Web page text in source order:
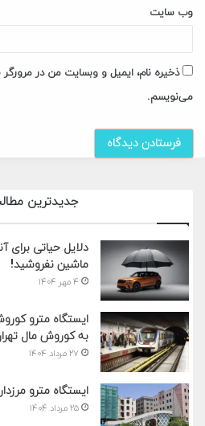
وب‌ سایت
ذخیره نام، ایمیل و وبسایت من در مرورگر
می‌نویسم.
جدیدترین
دلایل حیاتی برای
ماشین نفروشید!
۴ مهر ۱۴۰۴
ایستگاه مترو
به کوروش مال
۲۷ مرداد ۱۴۰۴
ایستگاه مترو
۲۵ مرداد ۱۴۰۴